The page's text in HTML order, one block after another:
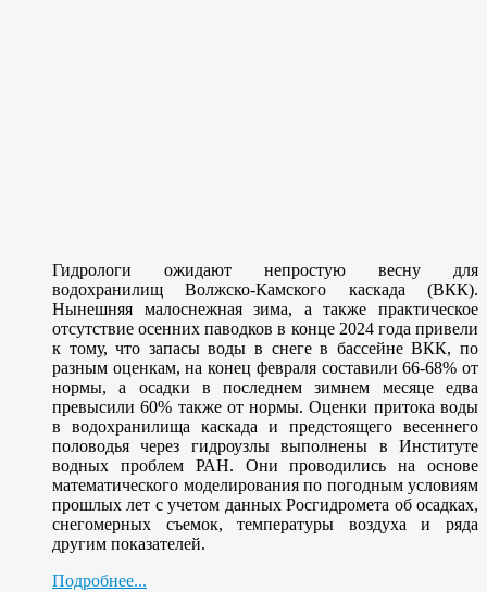
Гидрологи ожидают непростую весну для
водохранилищ Волжско-Камского каскада (ВКК).
Нынешняя малоснежная зима, а также практическое
отсутствие осенних паводков в конце 2024 года привели
к тому, что запасы воды в снеге в бассейне ВКК, по
разным оценкам, на конец февраля составили 66-68% от
нормы, а осадки в последнем зимнем месяце едва
превысили 60% также от нормы. Оценки притока воды
в водохранилища каскада и предстоящего весеннего
половодья через гидроузлы выполнены в Институте
водных проблем РАН. Они проводились на основе
математического моделирования по погодным условиям
прошлых лет с учетом данных Росгидромета об осадках,
снегомерных съемок, температуры воздуха и ряда
другим показателей.
Подробнее...